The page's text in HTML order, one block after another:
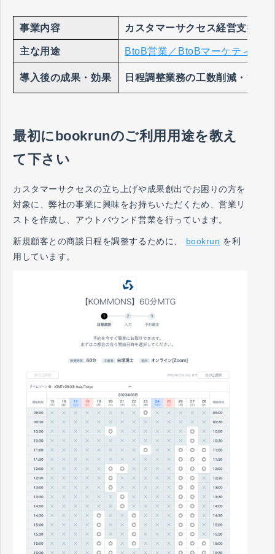
事業内容 カスタマーサクセス経営支援サ
主な用途 BtoB営業／BtoBマーケティング
導入後の成果・効果 日程調整業務の工数削減・営業
最初にbookrunのご利用用途を教え
て下さい
カスタマーサクセスの立ち上げや成果創出でお困りの方を
対象に、弊社の事業に興味をお持ちいただくため、営業リ
ストを作成し、アウトバウンド営業を行っています。
新規顧客との商談日程を調整するために、 bookrun を利
用しています。